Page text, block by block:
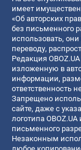
имеет
«Об авторских
без письменного
использовать,
переводу,
Редакция
изложенную в
информации,
ответственность
Запрещено
сайте, даже с
логотипа
письменного
Незаконным